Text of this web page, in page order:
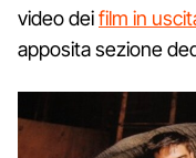
video deifilm in
apposita sezione